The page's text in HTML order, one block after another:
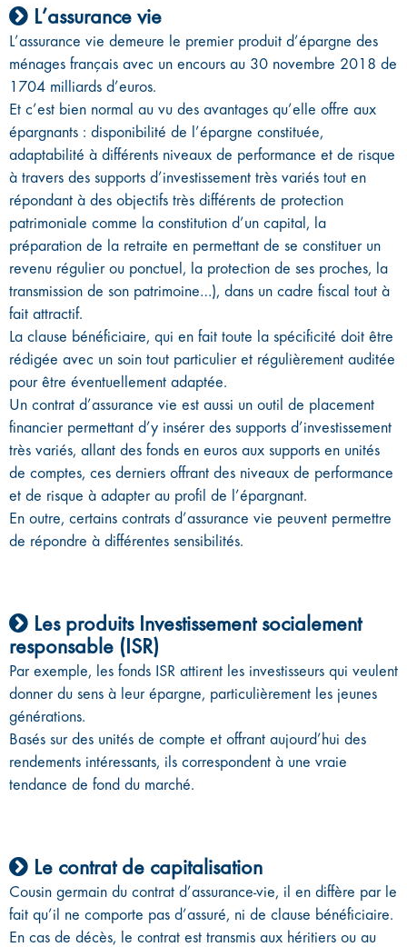
L’assurance vie
L’assurance vie demeure le premier produit d’épargne des
ménages français avec un encours au 30 novembre 2018 de
1704 milliards d’euros.
Et c’est bien normal au vu des avantages qu’elle offre aux
épargnants : disponibilité de l’épargne constituée,
adaptabilité à différents niveaux de performance et de risque
à travers des supports d’investissement très variés tout en
répondant à des objectifs très différents de protection
patrimoniale comme la constitution d’un capital, la
préparation de la retraite en permettant de se constituer un
revenu régulier ou ponctuel, la protection de ses proches, la
transmission de son patrimoine…), dans un cadre fiscal tout à
fait attractif.
La clause bénéficiaire, qui en fait toute la spécificité doit être
rédigée avec un soin tout particulier et régulièrement auditée
pour être éventuellement adaptée.
Un contrat d’assurance vie est aussi un outil de placement
financier permettant d’y insérer des supports d’investissement
très variés, allant des fonds en euros aux supports en unités
de comptes, ces derniers offrant des niveaux de performance
et de risque à adapter au profil de l’épargnant.
En outre, certains contrats d’assurance vie peuvent permettre
de répondre à différentes sensibilités.
Les produits Investissement socialement
responsable (ISR)
Par exemple, les fonds ISR attirent les investisseurs qui veulent
donner du sens à leur épargne, particulièrement les jeunes
générations.
Basés sur des unités de compte et offrant aujourd’hui des
rendements intéressants, ils correspondent à une vraie
tendance de fond du marché.
Le contrat de capitalisation
Cousin germain du contrat d’assurance-vie, il en diffère par le
fait qu’il ne comporte pas d’assuré, ni de clause bénéficiaire.
En cas de décès, le contrat est transmis aux héritiers ou au